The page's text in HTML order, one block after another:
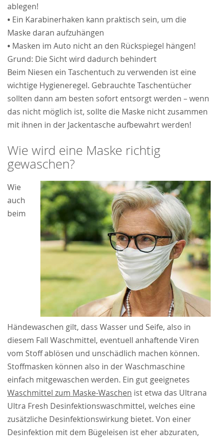
ablegen!
• Ein Karabinerhaken kann praktisch sein, um die
Maske daran aufzuhängen
• Masken im Auto nicht an den Rückspiegel hängen!
Grund: Die Sicht wird dadurch behindert
Beim Niesen ein Taschentuch zu verwenden ist eine
wichtige Hygieneregel. Gebrauchte Taschentücher
sollten dann am besten sofort entsorgt werden – wenn
das nicht möglich ist, sollte die Maske nicht zusammen
mit ihnen in der Jackentasche aufbewahrt werden!
Wie wird eine Maske richtig
gewaschen?
Wie
auch
beim
Händewaschen gilt, dass Wasser und Seife, also in
diesem Fall Waschmittel, eventuell anhaftende Viren
vom Stoff ablösen und unschädlich machen können.
Stoffmasken können also in der Waschmaschine
einfach mitgewaschen werden. Ein gut geeignetes
Waschmittel zum Maske-Waschen ist etwa das Ultrana
Ultra Fresh Desinfektionswaschmittel, welches eine
zusätzliche Desinfektionswirkung bietet. Von einer
Desinfektion mit dem Bügeleisen ist eher abzuraten,